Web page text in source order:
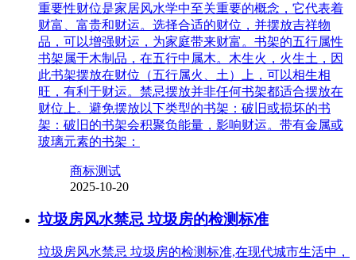
重要性财位是家居风水学中至关重要的概念，它代表着
财富、富贵和财运。选择合适的财位，并摆放吉祥物
品，可以增强财运，为家庭带来财富。书架的五行属性
书架属于木制品，在五行中属木。木生火，火生土，因
此书架摆放在财位（五行属火、土）上，可以相生相
旺，有利于财运。禁忌摆放并非任何书架都适合摆放在
财位上。避免摆放以下类型的书架：破旧或损坏的书
架：破旧的书架会积聚负能量，影响财运。带有金属或
玻璃元素的书架：
商标测试
2025-10-20
垃圾房风水禁忌 垃圾房的检测标准
垃圾房风水禁忌 垃圾房的检测标准,在现代城市生活中，